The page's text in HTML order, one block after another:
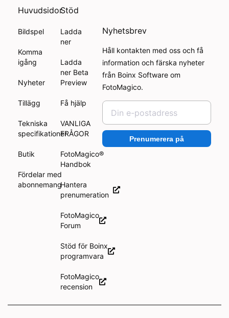
Huvudsidor
Bildspel
Komma
igång
Nyheter
Tillägg
Tekniska
specifikationer
Butik
Fördelar med
abonnemang
Stöd
Ladda
ner
Ladda
ner Beta
Preview
Få hjälp
VANLIGA
FRÅGOR
FotoMagico®
Handbok
Hantera
prenumeration
FotoMagico
Forum
Stöd för Boinx
programvara
FotoMagico
recension
Nyhetsbrev
Håll kontakten med oss och få
information och färska nyheter
från Boinx Software om
FotoMagico.
Prenumerera på